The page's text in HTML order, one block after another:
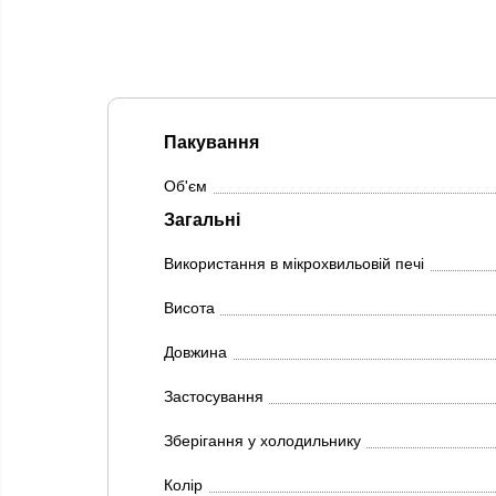
Пакування
Об'єм
Загальні
Використання в мікрохвильовій печі
Висота
Довжина
Застосування
Зберігання у холодильнику
Колір